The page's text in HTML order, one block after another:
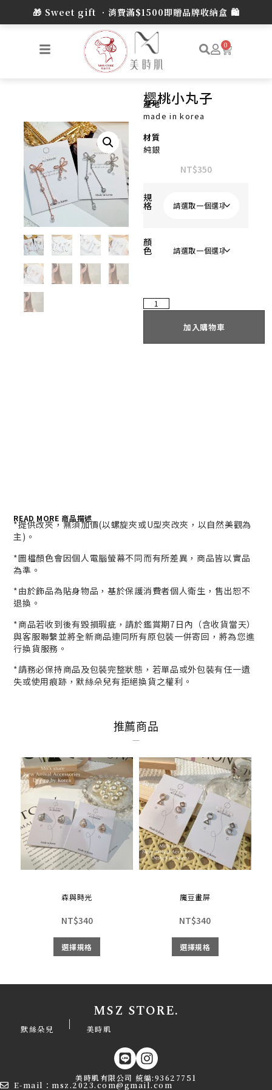
0
樱桃小丸子
產地
made in korea
材質
純銀
NT$350
規
格
顏
色
加入購物車
READ MORE 商品描述
*提供改夾，無須加價(以螺旋夾或U型夾改夾，以自然美觀為
主)。
*圖檔顏色會因個人電腦螢幕不同而有所差異，商品皆以實品
為準。
*由於飾品為貼身物品，基於保護消費者個人衛生， 售出恕不
退換。
*商品若收到後有毀損瑕疵，請於鑑賞期7日內（含收貨當天）
與客服聯繫並將全新商品連同所有原包裝一併寄回，將為您進
行換貨服務。
*請務必保持商品及包裝完整狀態，若單品或外包裝有任一遺
失或使用痕跡，默絲朵兒有拒絕換貨之權利。
推薦商品
森與時光
NT$340
選擇規格
魔豆畫屏
NT$340
選擇規格
MSZ STORE.
默絲朵兒 | 美時肌
美時肌有限公司 統編:93627751
E-mail：msz.2023.com@gmail.com